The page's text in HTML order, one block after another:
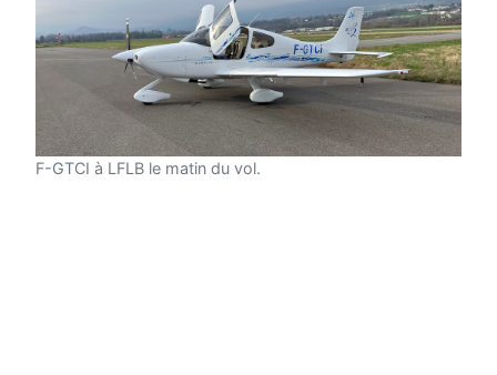
F-GTCI à LFLB le matin du vol.